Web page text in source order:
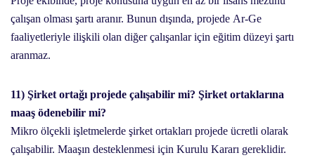
çalışan olması şartı aranır. Bunun dışında, projede Ar-Ge
faaliyetleriyle ilişkili olan diğer çalışanlar için eğitim düzeyi şartı
aranmaz.
11) Şirket ortağı projede çalışabilir mi? Şirket ortaklarına
maaş ödenebilir mi?
Mikro ölçekli işletmelerde şirket ortakları projede ücretli olarak
çalışabilir. Maaşın desteklenmesi için Kurulu Kararı gereklidir.